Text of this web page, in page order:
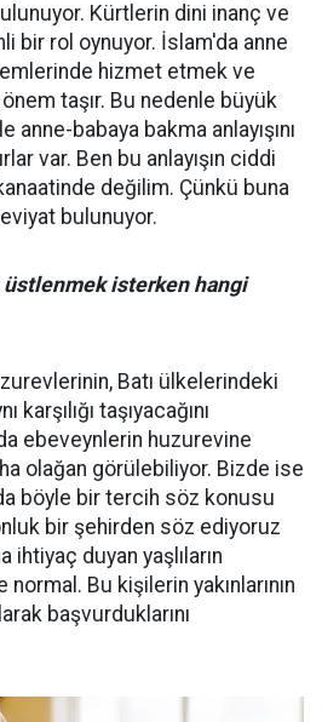
Kürtlerin dini inanç ve
bir rol oynuyor. İslam'da anne
hizmet etmek ve
taşır. Bu nedenle büyük
anne-babaya bakma anlayışını
var. Ben bu anlayışın ciddi
değilim. Çünkü buna
bulunuyor.
üstlenmek isterken hangi
Batı ülkelerindeki
karşılığı taşıyacağını
ebeveynlerin huzurevine
olağan görülebiliyor. Bizde ise
böyle bir tercih söz konusu
bir şehirden söz ediyoruz
ihtiyaç duyan yaşlıların
Bu kişilerin yakınlarının
başvurduklarını